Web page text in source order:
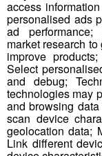
l’association,
également
binômes,
classes pour
nécessaires
possible en vue
Les binômes ?
access
personalised ads
ad performance;
market research
improve
Select
and debug;
technologies may
and browsing
scan device
geolocation data;
Link different